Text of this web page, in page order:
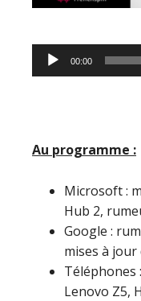
Lecteur
audio
00:00
Au programme :
Microsoft :
Hub 2,
Google :
mises à
Téléphones
Lenovo Z5,